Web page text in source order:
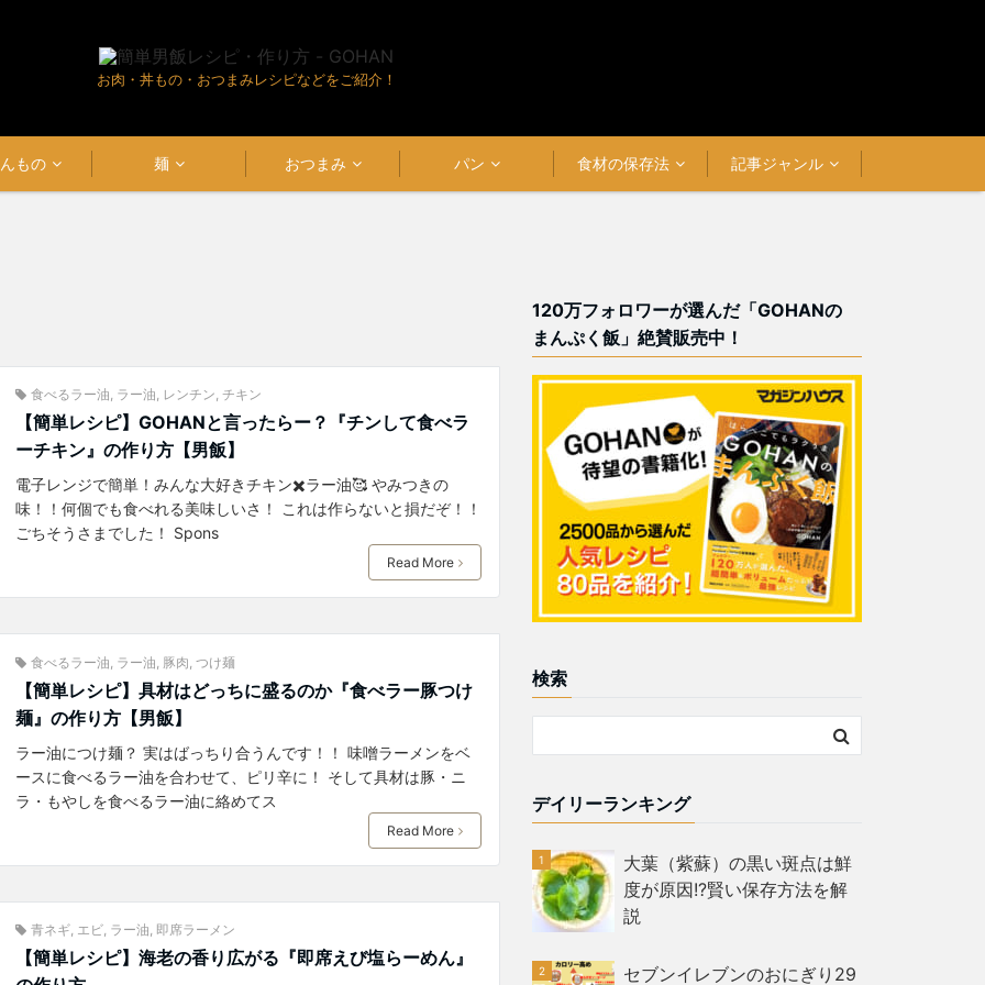
お肉・丼もの・おつまみレシピなどをご紹介！
もの 麺 おつまみ パン 食材の保存法 記事ジャンル
食べるラー油, ラー油, レンチン, チキン
【簡単レシピ】GOHANと言ったらー？『チンして食べラ
ーチキン』の作り方【男飯】
電子レンジで簡単！みんな大好きチキン✖️ラー油🥰 やみつきの
味！！何個でも食べれる美味しいさ！ これは作らないと損だぞ！！
ごちそうさまでした！ Spons
Read More
食べるラー油 ラー油 豚肉 つけ麺
【簡単レシピ】具材はどっちに盛るのか『食べラー豚つけ
麺』の作り方【男飯】
ラー油につけ麺？ 実はばっちり合うんです！！ 味噌ラーメンをベ
ースに食べるラー油を合わせて、ピリ辛に！ そして具材は豚・ニ
ラ・もやしを食べるラー油に絡めてス
Read More
青ネギ, エビ, ラー油 即席ラーメン
【簡単レシピ】海老の香り広がる『即席えび塩らーめん』
120万フォロワーが選んだ「GOHANの
まんぷく飯」絶賛販売中！
検索
デイリーランキング
大葉（紫蘇）の黒い斑点は鮮
度が原因!?賢い保存方法を解
説
セブンイレブンのおにぎり29